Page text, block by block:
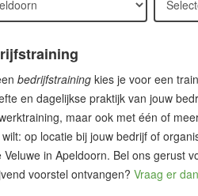
bedrijfstraining kies je voor een
en dagelijkse praktijk van jouw
maar ook met één of
op locatie bij jouw bedrijf of
Veluwe in Apeldoorn. Bel ons gerust
voorstel ontvangen? Vraag er